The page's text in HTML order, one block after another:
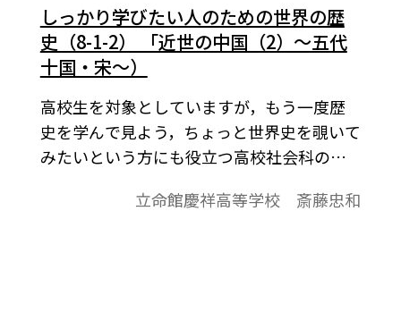
しっかり学びたい人のための世界の歴
史（8-1-2） 「近世の中国（2）～五代
十国・宋～）
高校生を対象としていますが，もう一度歴
史を学んで見よう，ちょっと世界史を覗いて
みたいという方にも役立つ高校社会科の資
立命館慶祥高等学校 斎藤忠和